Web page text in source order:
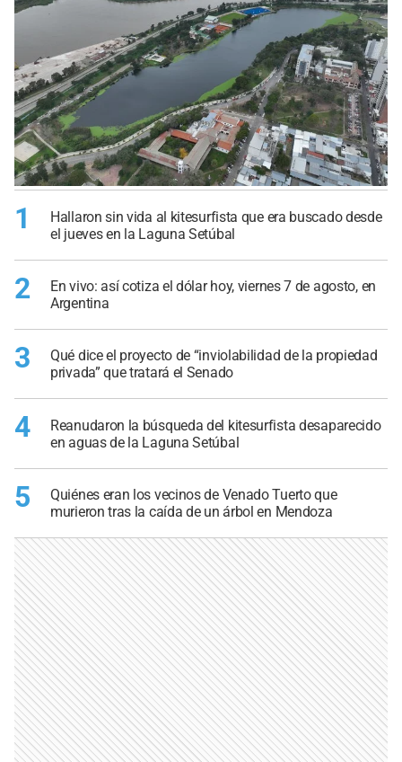
1
Hallaron sin vida al kitesurfista que era buscado desde
el jueves en la Laguna Setúbal
2
En vivo: así cotiza el dólar hoy, viernes 7 de agosto, en
Argentina
3
Qué dice el proyecto de “inviolabilidad de la propiedad
privada” que tratará el Senado
4
Reanudaron la búsqueda del kitesurfista desaparecido
en aguas de la Laguna Setúbal
5
Quiénes eran los vecinos de Venado Tuerto que
murieron tras la caída de un árbol en Mendoza